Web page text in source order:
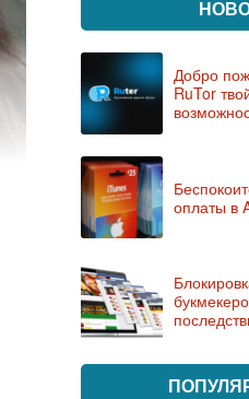
Добро
RuTor
оплаты в